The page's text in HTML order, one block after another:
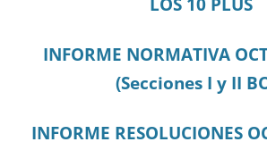
INFORME NORMATIVA
(Secciones I y II
INFORME RESOLUCIONES